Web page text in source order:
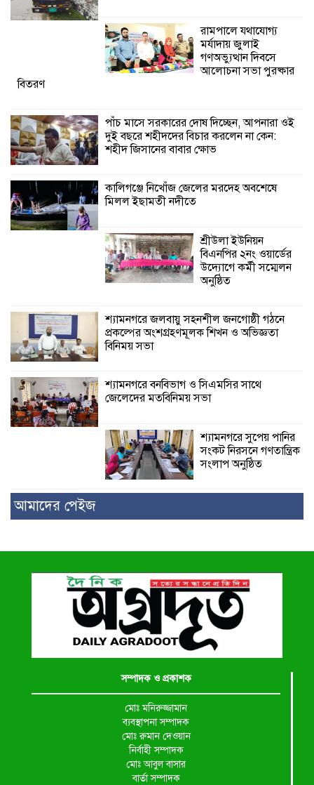
মিলল ইছামতী নদীতে
শ্রীউলা ইউনিয়ন
শ্যামনগরে জলবায়ু সহনশীল জনগোষ্ঠী গঠনে
রামপালে যথাযোগ্য
মর্যাদায় জুলাই
গণঅভ্যুত্থান দিবসে
আলোচনা সভা পুরষ্কার
বিতরণ
পাঁচ মাসে সরকারের দোষ দিচ্ছেন, আপনারা ওই
দুই বছরে শহীদদের বিচার করলেন না কেন:
শহীদ জিসানের বাবার ক্ষোভ
কালিগঞ্জে নিখোঁজ জেলের মরদেহ অবশেষে
মিলল ইছামতী নদীতে
শ্রীউলা ইউনিয়ন
বিএনপির ২নং ওয়ার্ডের
উদ্যোগে কর্মী সম্মেলন
অনুষ্ঠিত
শ্যামনগরে জলবায়ু সহনশীল জনগোষ্ঠী গঠনে
প্রকল্পের অংশগ্রহণমূলক শিখন ও অভিজ্ঞতা
বিনিময় সভা
শ্যামনগরে বনবিভাগ ও সিএমসির সাথে
জেলেদের মতবিনিময় সভা
শ্যামনগরে সুপেয় পানির
সংকট নিরসনে গণতান্ত্রিক
সংলাপ অনুষ্ঠিত
আমাদের পেইজ
সম্পাদক ও প্রকাশক
মোঃ মনিরুজ্জামান
ব্যবস্থাপনা সম্পাদক
মোঃ রুমান দেওয়ান
নির্বাহী সম্পাদক
মোঃ আবুল বাসার
বার্তা সম্পাদক